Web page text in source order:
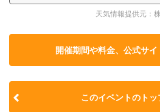
天気情報提供元：
開催期間や料金、公式サイ
このイベントのトッ